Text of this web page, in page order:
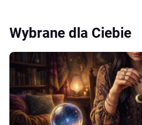
Wybrane dla Ciebie